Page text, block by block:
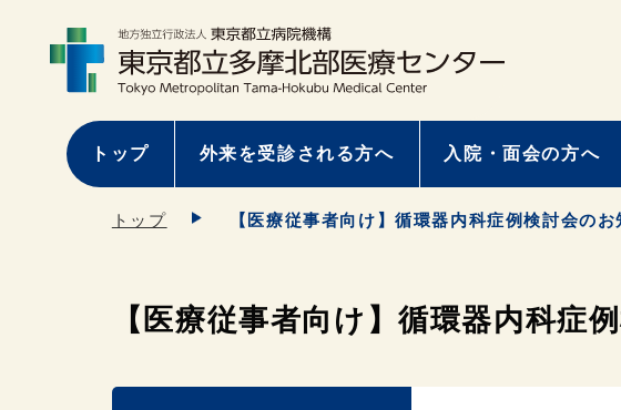
トップ 外来を受診される方へ 入院・面会の方へ
トップ 【医療従事者向け】循環器内科症例検討会の
【医療従事者向け】循環器内科症